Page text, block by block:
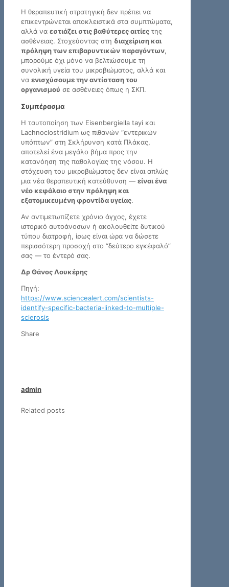
Η θεραπευτική στρατηγική δεν πρέπει να
επικεντρώνεται αποκλειστικά στα συμπτώματα,
αλλά να εστιάζει στις βαθύτερες αιτίες της
ασθένειας. Στοχεύοντας στη διαχείριση και
πρόληψη των επιβαρυντικών παραγόντων,
μπορούμε όχι μόνο να βελτιώσουμε τη
συνολική υγεία του μικροβιώματος, αλλά και
να ενισχύσουμε την αντίσταση του
οργανισμού σε ασθένειες όπως η ΣΚΠ.
Συμπέρασμα
Η ταυτοποίηση των Eisenbergiella tayi και
Lachnoclostridium ως πιθανών “εντερικών
υπόπτων” στη Σκλήρυνση κατά Πλάκας,
αποτελεί ένα μεγάλο βήμα προς την
κατανόηση της παθολογίας της νόσου. Η
στόχευση του μικροβιώματος δεν είναι απλώς
μια νέα θεραπευτική κατεύθυνση — είναι ένα
νέο κεφάλαιο στην πρόληψη και
εξατομικευμένη φροντίδα υγείας.
Αν αντιμετωπίζετε χρόνιο άγχος, έχετε
ιστορικό αυτοάνοσων ή ακολουθείτε δυτικού
τύπου διατροφή, ίσως είναι ώρα να δώσετε
περισσότερη προσοχή στο “δεύτερο εγκέφαλό”
σας — το έντερό σας.
Δρ Θάνος Λουκέρης
Πηγή:
https://www.sciencealert.com/scientists-
identify-specific-bacteria-linked-to-multiple-
sclerosis
Share
admin
Related posts